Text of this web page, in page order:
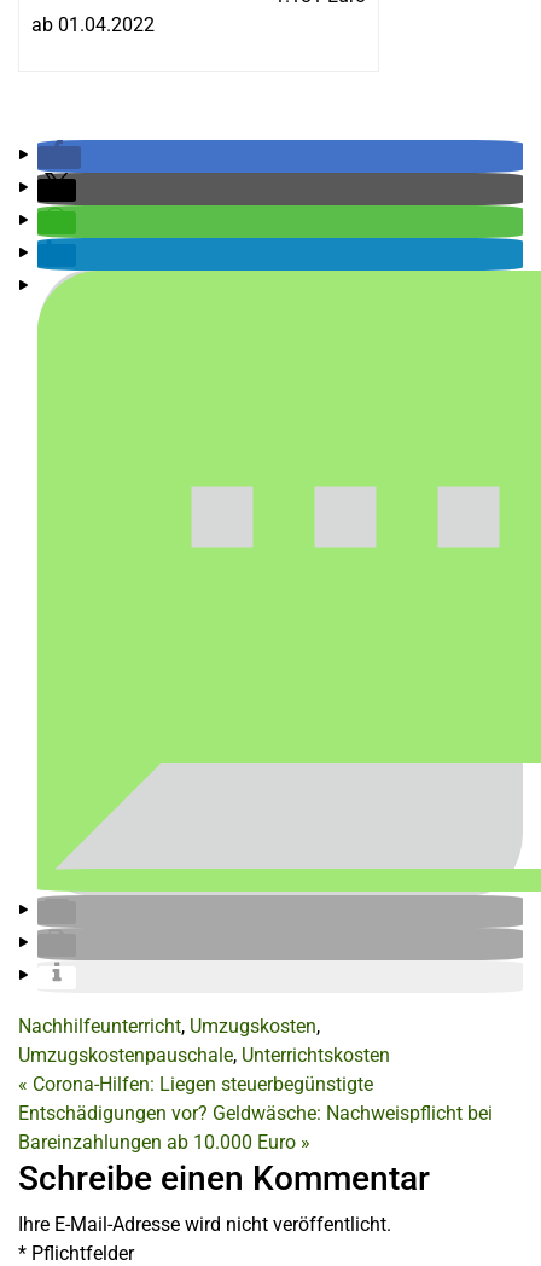
ab 01.04.2022
Nachhilfeunterricht, Umzugskosten,
Umzugskostenpauschale, Unterrichtskosten
« Corona-Hilfen: Liegen steuerbegünstigte
Entschädigungen vor? Geldwäsche: Nachweispflicht bei
Bareinzahlungen ab 10.000 Euro »
Schreibe einen Kommentar
Ihre E-Mail-Adresse wird nicht veröffentlicht.
* Pflichtfelder